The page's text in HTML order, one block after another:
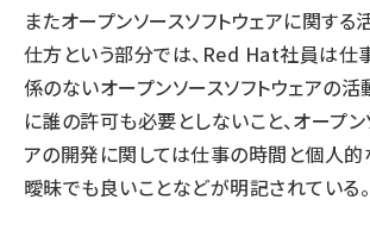
またオープンソースソフトウェアに関す
仕方という部分では、Red Hat社員は仕
係のないオープンソースソフトウェアの
に誰の許可も必要としないこと、オープン
アの開発に関しては仕事の時間と個人
曖昧でも良いことなどが明記されている。